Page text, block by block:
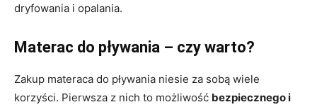
dryfowania i opalania.
Materac do pływania – czy warto?
Zakup materaca do pływania niesie za sobą wiele
korzyści. Pierwsza z nich to możliwość bezpiecznego i